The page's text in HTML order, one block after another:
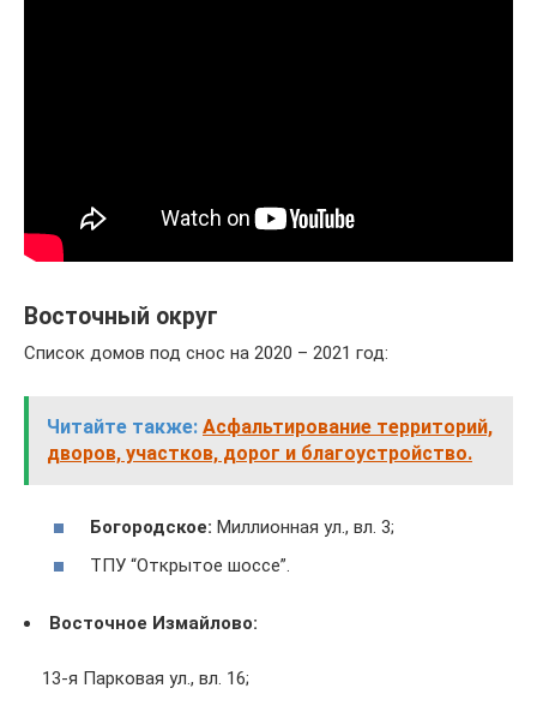
Восточный округ
Список домов под снос на 2020 – 2021 год:
Читайте также: Асфальтирование территорий,
дворов, участков, дорог и благоустройство.
Богородское: Миллионная ул., вл. 3;
ТПУ “Открытое шоссе”.
Восточное Измайлово:
13-я Парковая ул., вл. 16;